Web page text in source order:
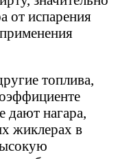
от испарения
топлива,
дают нагара,
жиклерах в